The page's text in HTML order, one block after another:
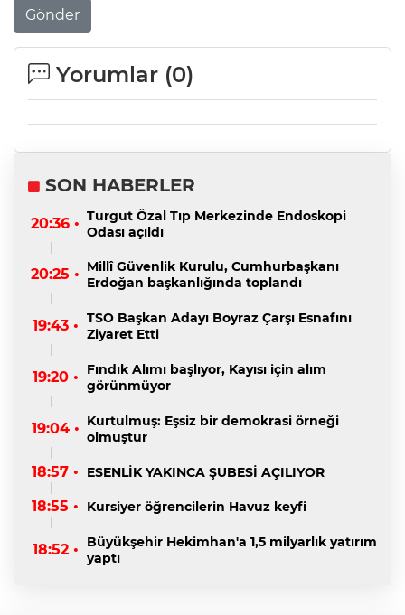
Gönder
Yorumlar (0)
SON HABERLER
20:36 • Turgut Özal Tıp Merkezinde Endoskopi
Odası açıldı
20:25 • Millî Güvenlik Kurulu, Cumhurbaşkanı
Erdoğan başkanlığında toplandı
19:43 • TSO Başkan Adayı Boyraz Çarşı Esnafını
Ziyaret Etti
19:20 •
Fındık Alımı başlıyor, Kayısı için alım
görünmüyor
19:04 • Kurtulmuş: Eşsiz bir demokrasi örneği
olmuştur
18:57 • ESENLİK YAKINCA ŞUBESİ AÇILIYOR
18:55 • Kursiyer öğrencilerin Havuz keyfi
18:52 •
Büyükşehir Hekimhan'a 1,5 milyarlık yatırım
yaptı